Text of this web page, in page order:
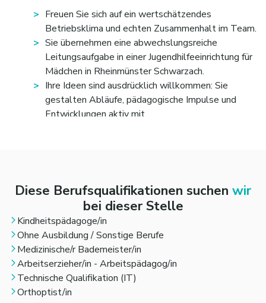
Freuen Sie sich auf ein wertschätzendes
Betriebsklima und echten Zusammenhalt im Team.
Sie übernehmen eine abwechslungsreiche
Leitungsaufgabe in einer Jugendhilfeeinrichtung für
Mädchen in Rheinmünster Schwarzach.
Ihre Ideen sind ausdrücklich willkommen: Sie
gestalten Abläufe, pädagogische Impulse und
Entwicklungen aktiv mit.
gemeinsam mit Ihrem Team etwas bewegen
möchten, finden Sie hier eine Aufgabe mit Sinn und
Gestaltungsspielraum.
Diese Berufsqualifikationen suchen wir
bei dieser Stelle
Kindheitspädagoge/in
Ohne Ausbildung / Sonstige Berufe
Medizinische/r Bademeister/in
Arbeitserzieher/in - Arbeitspädagog/in
Technische Qualifikation (IT)
Orthoptist/in